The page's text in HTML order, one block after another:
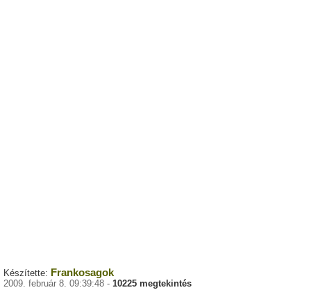
Készítette: Frankosagok
2009. február 8. 09:39:48 - 10225 megtekintés